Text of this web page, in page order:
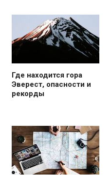
Где находится гора
Эверест, опасности и
рекорды